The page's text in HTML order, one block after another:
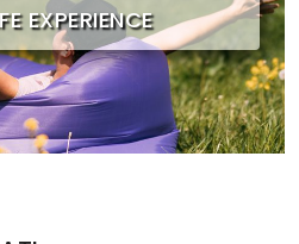
EXPERIENCE